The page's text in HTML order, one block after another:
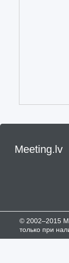
Meeting.lv
© 2002–2015
только при